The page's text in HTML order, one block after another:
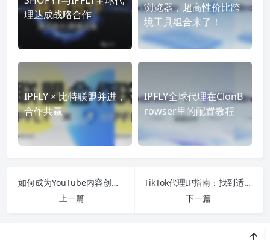
理达成战略合作
浏览器，超高性价比跨
境工具组合来了！
IPFLY × 比特联盟并进，
合作共赢
IPFLY全球代理在ClonB
rowser里的配置教程
如何成为YouTube内容创作者
上一篇
TikTok代理IP指南：找到适合自己的IP
下一篇